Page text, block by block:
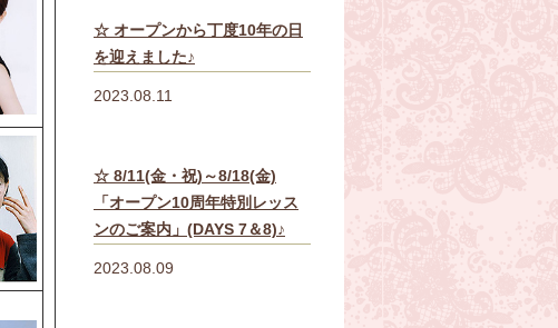
☆ オープンから丁度10年の日
を迎えました♪
2023.08.11
☆ 8/11(金・祝)～8/18(金)
「オープン10周年特別レッス
ンのご案内」(DAYS 7＆8)♪
2023.08.09